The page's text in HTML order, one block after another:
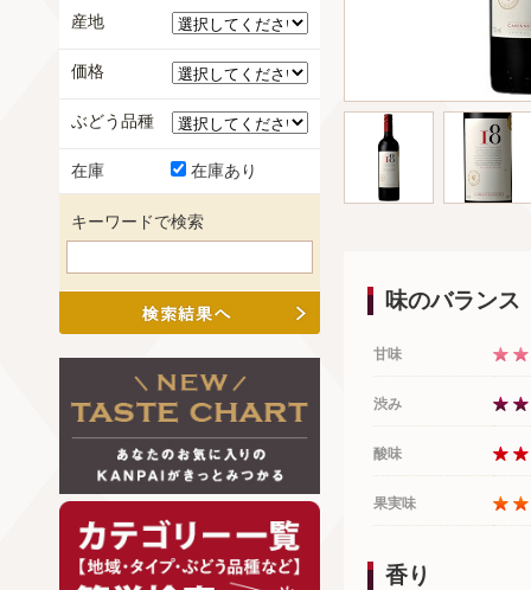
味のバランス
甘味
渋み
酸味
果実味
香り
産地
価格
ぶどう品種
在庫 在庫あり
キーワードで検索